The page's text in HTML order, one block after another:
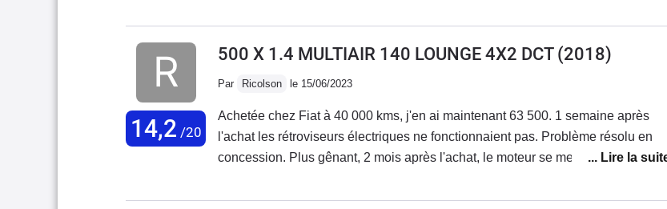
est déplorable, aucune reconnaissance de leurs défauts de fabrication ! J'adore
ma voiture mais au vu des coûts de réparations faramineux, des problèmes qui
14,2 /20
500 X 1.4 MULTIAIR 140 LOUNGE 4X2 DCT(2018)
Par Ricolson le 15/06/2023
Achetée chez Fiat à 40 000 kms, j'en ai maintenant 63 500. 1 semaine après
l'achat les rétroviseurs électriques ne fonctionnaient pas. Problème résolu en
concession. Plus gênant, 2 mois après l'achat, le moteur se met en mode
moteur résolu par la concession . Sous garantie.Au niveau look, elle est